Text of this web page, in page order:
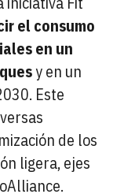
el consumo
en un
y en un
Este
de los
ligera, ejes